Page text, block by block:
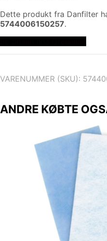
Dette produkt fra Danfilter
5744006150257.
VARENUMMER (SKU):
ANDRE KØBTE